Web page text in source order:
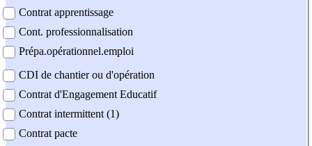
Contrat apprentissage
Cont. professionnalisation
Prépa.opérationnel.emploi
CDI de chantier ou d'opération
Contrat d'Engagement Educatif
Contrat intermittent (1)
Contrat pacte